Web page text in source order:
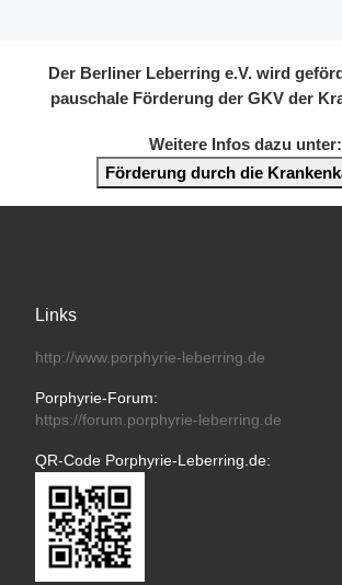
Der Berliner Leberring e.V. wird
pauschale Förderung der GKV der
Weitere Infos dazu unter:
Förderung durch die
Links
http://www.porphyrie-leberring.de
Porphyrie-Forum:
https://forum.porphyrie-leberring.de
QR-Code Porphyrie-Leberring.de: